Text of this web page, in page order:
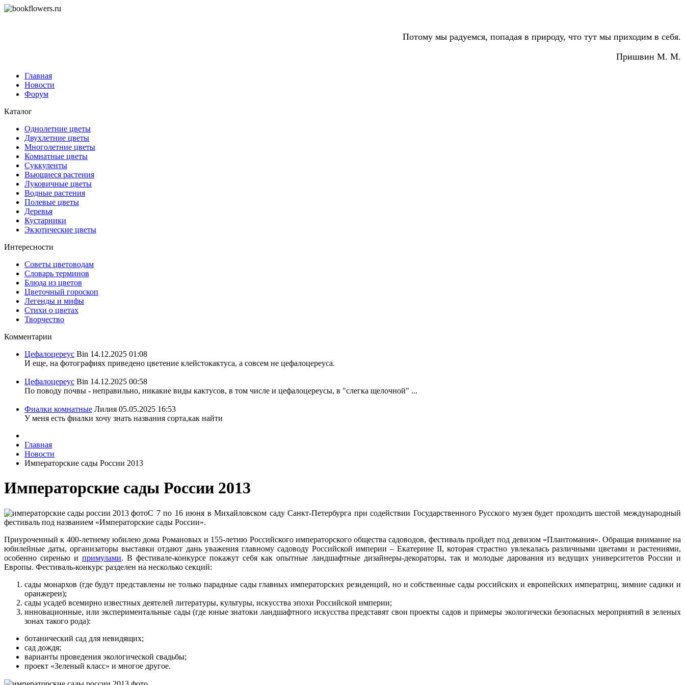
Потому мы радуемся, попадая в природу, что тут мы приходим в себя.
Пришвин М. М.
Главная
Новости
Форум
Каталог
Однолетние цветы
Двухлетние цветы
Многолетние цветы
Комнатные цветы
Суккуленты
Вьющиеся растения
Луковичные цветы
Водные растения
Полевые цветы
Деревья
Кустарники
Экзотические цветы
Интересности
Советы цветоводам
Словарь терминов
Блюда из цветов
Цветочный гороскоп
Легенды и мифы
Стихи о цветах
Творчество
Комментарии
Цефалоцереус Bin 14.12.2025 01:08
И еще, на фотографиях приведено цветение клейстокактуса, а совсем не цефалоцереуса.
Цефалоцереус Bin 14.12.2025 00:58
По поводу почвы - неправильно, никакие виды кактусов, в том числе и цефалоцереусы, в "слегка щелочной" ...
Фиалки комнатные Лилия 05.05.2025 16:53
У меня есть фиалки хочу знать названия сорта,как найти
Главная
Новости
Императорские сады России 2013
Императорские сады России 2013
С 7 по 16 июня в Михайловском саду Санкт-Петербурга при содействии Государственного Русского музея будет проходить шестой международный
фестиваль под названием «Императорские сады России».
Приуроченный к 400-летнему юбилею дома Романовых и 155-летию Российского императорского общества садоводов, фестиваль пройдет под девизом «Плантомания». Обращая внимание на
юбилейные даты, организаторы выставки отдают дань уважения главному садоводу Российской империи – Екатерине II, которая страстно увлекалась различными цветами и растениями,
особенно сиренью ипримулами. В фестивале-конкурсе покажут себя как опытные ландшафтные дизайнеры-декораторы, так и молодые дарования из ведущих университетов России и
Европы. Фестиваль-конкурс разделен на несколько секций:
сады монархов (где будут представлены не только парадные сады главных императорских резиденций, но и собственные сады российских и европейских императриц, зимние садики и
оранжереи);
сады усадеб всемирно известных деятелей литературы, культуры, искусства эпохи Российской империи;
инновационные, или экспериментальные сады (где юные знатоки ландшафтного искусства представят свои проекты садов и примеры экологически безопасных мероприятий в зеленых
зонах такого рода):
ботанический сад для невидящих;
сад дождя;
варианты проведения экологической свадьбы;
проект «Зеленый класс» и многое другое.